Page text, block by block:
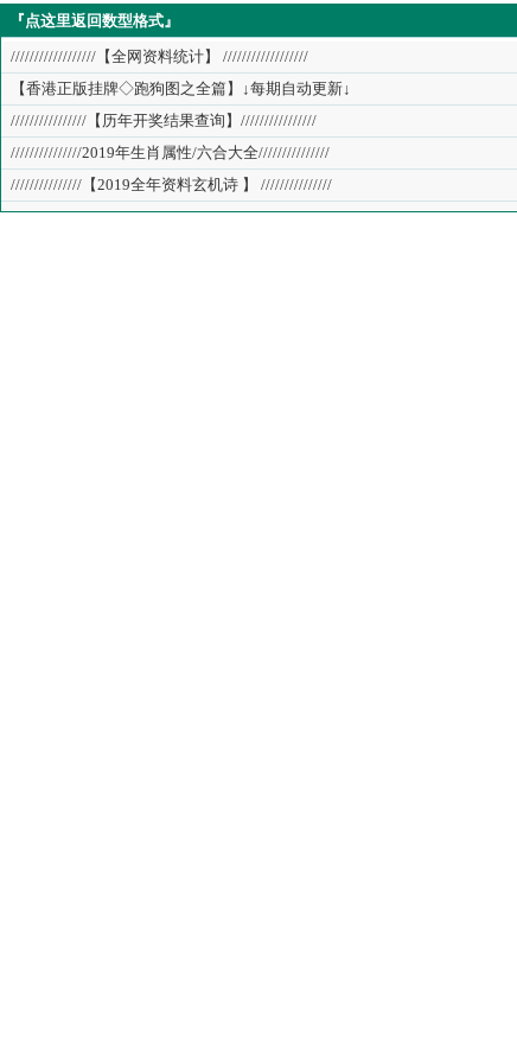
『点这里返回数型格式』
//////////////////【全网资料统计】 //////////////////
【香港正版挂牌◇跑狗图之全篇】↓每期自动更新↓
////////////////【历年开奖结果查询】////////////////
///////////////2019年生肖属性/六合大全///////////////
///////////////【2019全年资料玄机诗 】 ///////////////